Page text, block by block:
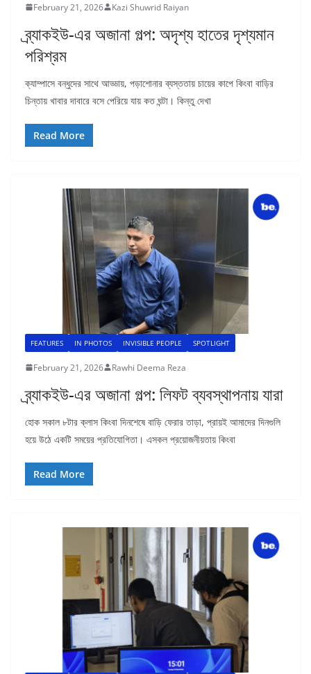
February 21, 2026 Kazi Shuwrid Raiyan
ব্র্যাকইউ-এর অজানা গল্প: অদৃশ্য হাতের দৃশ্যমান
পরিশ্রম
ক্যাম্পাসে বন্ধুদের সাথে আড্ডায়, পড়াশোনার ব্যস্ততায় চায়ের কাপে কিংবা বাড়ির
চিন্তায় খাবার দাবারে বসে পেরিয়ে যায় কত ঘন্টা। কিন্তু দেখা
Read More
FEATURES IN PHOTOS INVISIBLE PEOPLE SPOTLIGHT
February 21, 2026 Rawhi Deema Reza
ব্র্যাকইউ-এর অজানা গল্প: লিফট ব্যবস্থাপনায় যারা
হোক সকাল ৮টার ক্লাস কিংবা দিনশেষে বাড়ি ফেরার তাড়া, প্রায়ই আমাদের দিনগুলি
হয়ে উঠে একটি সময়ের প্রতিযোগিতা। এসকল প্রয়োজনীয়তায় কিংবা
Read More